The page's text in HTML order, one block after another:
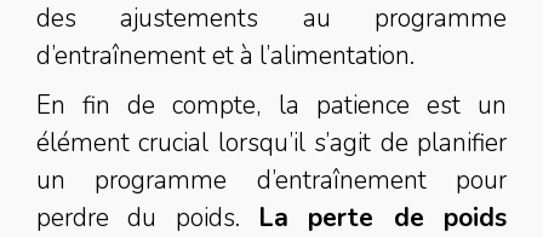
des ajustements au programme
d’entraînement et à l’alimentation.
En fin de compte, la patience est un
élément crucial lorsqu’il s’agit de planifier
un programme d’entraînement pour
perdre du poids. La perte de poids